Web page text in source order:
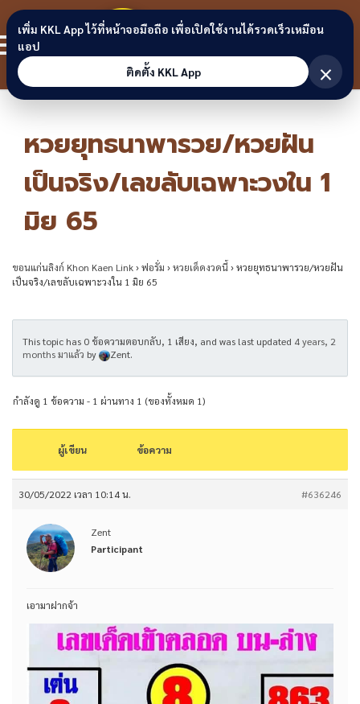
Skip to content
ขอนแก่น
ลิงก์
หวยยุทธนาพารวย/หวยฝัน
เป็นจริง/เลขลับเฉพาะวงใน 1
มิย 65
ขอนแก่นลิงก์ Khon Kaen Link›ฟอรั่ม ›หวยเด็ดงวดนี้›หวยยุทธนาพารวย/หวยฝัน
เป็นจริง/เลขลับเฉพาะวงใน 1 มิย 65
This topic has 0 ข้อความตอบกลับ, 1 เสียง, and was last updated 4 years, 2
months มาแล้ว by Zent.
กำลังดู 1 ข้อความ - 1 ผ่านทาง 1 (ของทั้งหมด 1)
ผู้เขียน ข้อความ
30/05/2022 เวลา 10:14 น. #636246
Zent
Participant
เอามาฝากจ้า
เพิ่ม KKL App ไว้ที่หน้าจอมือถือ เพื่อเปิดใช้งานได้รวดเร็วเหมือน
แอป
ติดตั้ง KKL App
×